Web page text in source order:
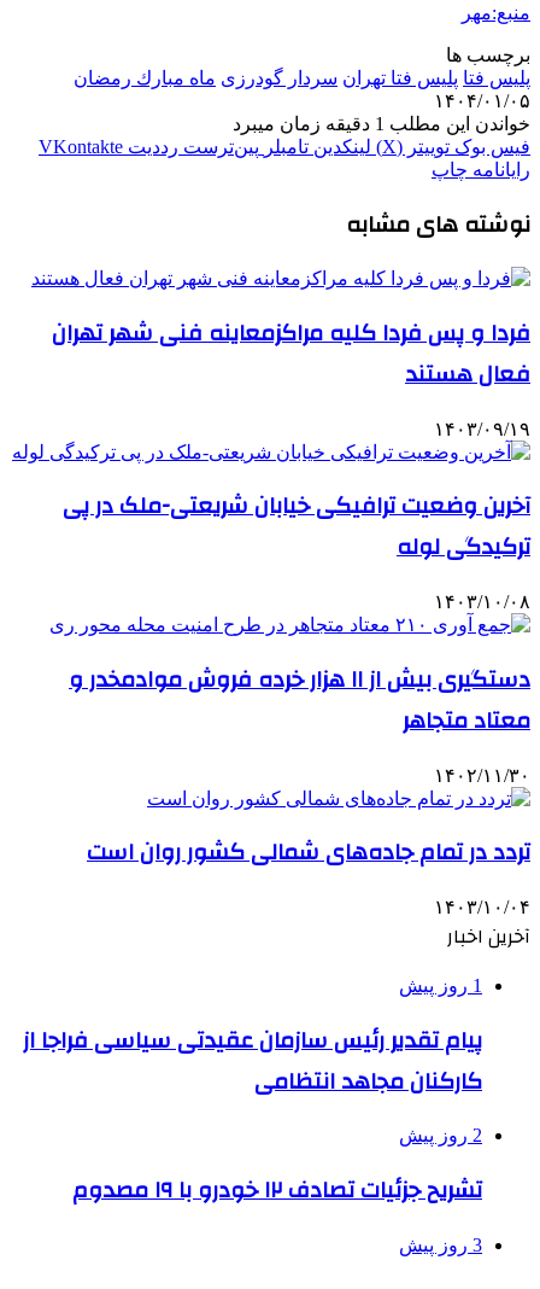
منبع:مهر
برچسب ها
پلیس فتا پلیس فتا تهران سردار گودرزی ماه مبارك رمضان
۱۴۰۴/۰۱/۰۵
خواندن این مطلب 1 دقیقه زمان میبرد
فیس بوک توییتر (X) لینکدین ‫تامبلر ‫پین‌ترست ‫رددیت ‫VKontakte
رایانامه چاپ
نوشته های مشابه
فردا و پس فردا کلیه مراکزمعاینه فنی شهر تهران
فعال هستند
۱۴۰۳/۰۹/۱۹
آخرین وضعیت ترافیکی خیابان شریعتی-ملک در پی
ترکیدگی لوله
۱۴۰۳/۱۰/۰۸
دستگیری بیش از ۱۱ هزار خرده فروش موادمخدر و
معتاد متجاهر
۱۴۰۲/۱۱/۳۰
تردد در تمام جاده‌های شمالی کشور روان است
۱۴۰۳/۱۰/۰۴
آخرین اخبار
1 روز پیش
پیام تقدیر رئیس سازمان عقیدتی سیاسی فراجا از
کارکنان مجاهد انتظامی
2 روز پیش
تشریح جزئیات تصادف ۱۲ خودرو با ۱۹ مصدوم
3 روز پیش